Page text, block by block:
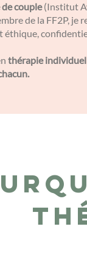
couple(Institut
de la FF2P, je
éthique,
thérapie